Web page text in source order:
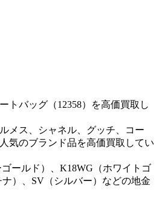
トバッグ（12358）を高価買取し
メス、シャネル、グッチ、コー
気のブランド品を高価買取してい
ールド）、K18WG（ホワイトゴ
）、SV（シルバー）などの地金